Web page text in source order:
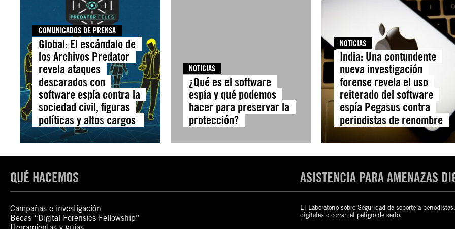
COMUNICADOS DE PRENSA
Global: El escándalo de
los Archivos Predator
revela ataques
descarados con
software espía contra la
sociedad civil, figuras
políticas y altos cargos
NOTICIAS
¿Qué es el software
espía y qué podemos
hacer para preservar la
protección?
NOTICIAS
India: Una contundente
nueva investigación
forense revela el uso
reiterado del software
espía Pegasus contra
periodistas de renombre
QUÉ HACEMOS
Campañas e investigación
Becas “Digital Forensics Fellowship”
ASISTENCIA PARA AMENAZAS
El Laboratorio sobre Seguridad da soporte a
digitales o corran el peligro de serlo.